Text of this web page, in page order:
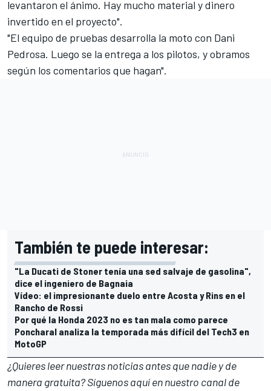
levantaron el ánimo. Hay mucho material y dinero
invertido en el proyecto".
"El equipo de pruebas desarrolla la moto con Dani
Pedrosa. Luego se la entrega a los pilotos, y obramos
según los comentarios que hagan".
También te puede interesar:
"La Ducati de Stoner tenía una sed salvaje de gasolina",
dice el ingeniero de Bagnaia
Vídeo: el impresionante duelo entre Acosta y Rins en el
Rancho de Rossi
Por qué la Honda 2023 no es tan mala como parece
Poncharal analiza la temporada más difícil del Tech3 en
MotoGP
¿Quieres leer nuestras noticias antes que nadie y de
manera gratuita? Síguenosaquí en nuestro canal de